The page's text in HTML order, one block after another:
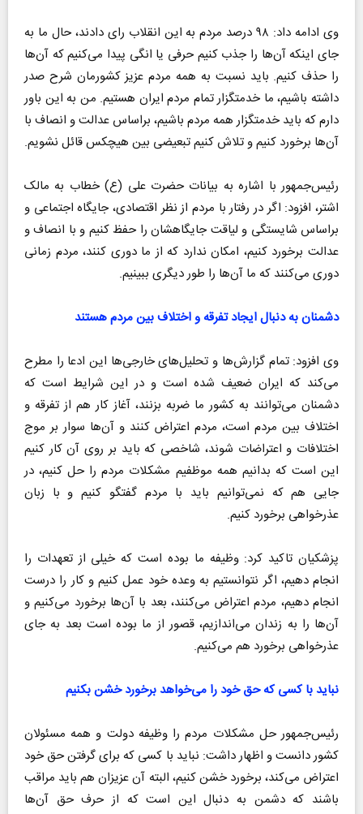
وی ادامه داد: ۹۸ درصد مردم به این انقلاب رای دادند، حال ما به
جای اینکه آن‌ها را جذب کنیم حرفی یا انگی پیدا می‌کنیم که آن‌ها
را حذف کنیم. باید نسبت به همه مردم عزیز کشورمان شرح صدر
داشته باشیم، ما خدمتگزار تمام مردم ایران هستیم. من به این باور
دارم که باید خدمتگزار همه مردم باشیم، براساس عدالت و انصاف با
آن‌ها برخورد کنیم و تلاش کنیم تبعیضی بین هیچکس قائل نشویم.
رئیس‌جمهور با اشاره به بیانات حضرت علی (ع) خطاب به مالک
اشتر، افزود: اگر در رفتار با مردم از نظر اقتصادی، جایگاه اجتماعی و
براساس شایستگی و لیاقت جایگاهشان را حفظ کنیم و با انصاف و
عدالت برخورد کنیم، امکان ندارد که از ما دوری کنند، مردم زمانی
دوری می‌کنند که ما آن‌ها را طور دیگری ببینیم.
دشمنان به دنبال ایجاد تفرقه و اختلاف بین مردم هستند
وی افزود: تمام گزارش‌ها و تحلیل‌های خارجی‌ها این ادعا را مطرح
می‌کند که ایران ضعیف شده است و در این شرایط است که
دشمنان می‌توانند به کشور ما ضربه بزنند، آغاز کار هم از تفرقه و
اختلاف بین مردم است، مردم اعتراض کنند و آن‌ها سوار بر موج
اختلافات و اعتراضات شوند، شاخصی که باید بر روی آن کار کنیم
این است که بدانیم همه موظفیم مشکلات مردم را حل کنیم، در
جایی هم که نمی‌توانیم باید با مردم گفتگو کنیم و با زبان
عذرخواهی برخورد کنیم.
پزشکیان تاکید کرد: وظیفه ما بوده است که خیلی از تعهدات را
انجام دهیم، اگر نتوانستیم به وعده خود عمل کنیم و کار را درست
انجام دهیم، مردم اعتراض می‌کنند، بعد با آن‌ها برخورد می‌کنیم و
آن‌ها را به زندان می‌اندازیم، قصور از ما بوده است بعد به جای
عذرخواهی برخورد هم می‌کنیم.
نباید با کسی که حق خود را می‌خواهد برخورد خشن بکنیم
رئیس‌جمهور حل مشکلات مردم را وظیفه دولت و همه مسئولان
کشور دانست و اظهار داشت: نباید با کسی که برای گرفتن حق خود
اعتراض می‌کند، برخورد خشن کنیم، البته آن عزیزان هم باید مراقب
باشند که دشمن به دنبال این است که از حرف حق آن‌ها